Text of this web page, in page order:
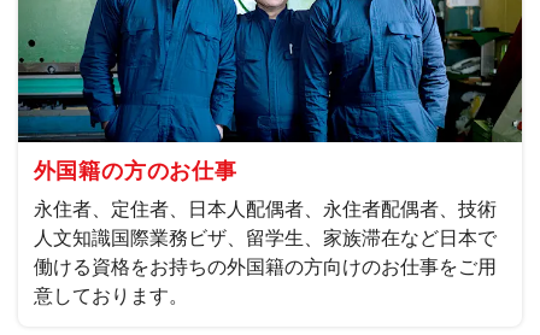
外国籍の方のお仕事
永住者、定住者、日本人配偶者、永住者配偶者、技術
人文知識国際業務ビザ、留学生、家族滞在など日本で
働ける資格をお持ちの外国籍の方向けのお仕事をご用
意しております。